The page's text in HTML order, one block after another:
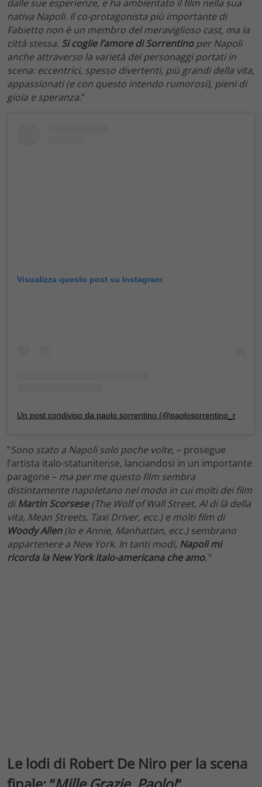
dalle sue esperienze, e ha ambientato il film nella sua
nativa Napoli. Il co-protagonista più importante di
Fabietto non è un membro del meraviglioso cast, ma la
città stessa. Si coglie l’amore di Sorrentino per Napoli
anche attraverso la varietà dei personaggi portati in
scena: eccentrici, spesso divertenti, più grandi della vita,
appassionati (e con questo intendo rumorosi), pieni di
gioia e speranza.”
Visualizza questo post su Instagram
“Sono stato a Napoli solo poche volte, – prosegue
l’artista italo-statunitense, lanciandosi in un importante
paragone – ma per me questo film sembra
distintamente napoletano nel modo in cui molti dei film
diMartin Scorsese(The Wolf of Wall Street, Al di là della
vita, Mean Streets, Taxi Driver, ecc.) e molti film di
Woody Allen(Io e Annie, Manhattan, ecc.) sembrano
appartenere a New York. In tanti modi, Napoli mi
ricorda la New York italo-americana che amo.”
Le lodi di Robert De Niro per la scena